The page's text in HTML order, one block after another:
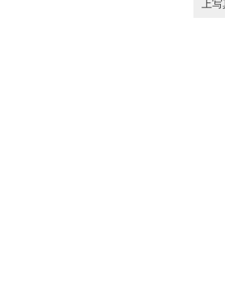
上写